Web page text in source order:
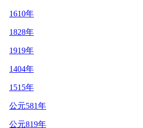
1610年
1828年
1919年
1404年
1515年
公元581年
公元819年